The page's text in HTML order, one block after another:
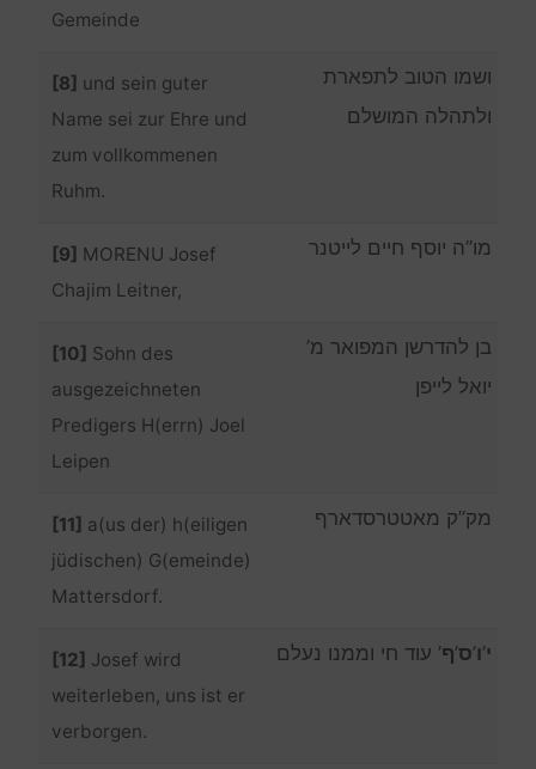
Gemeinde
[8] und sein guter
Name sei zur Ehre und
zum vollkommenen
Ruhm.
ושמו הטוב לתפארת
ולתהלה המושלם
[9] MORENU Josef
Chajim Leitner,
מו”ה יוסף חיים לייטנר
[10] Sohn des
ausgezeichneten
Predigers H(errn) Joel
Leipen
בן להדרשן המפואר מ’
יואל לייפן
[11] a(us der) h(eiligen
jüdischen) G(emeinde)
Mattersdorf.
מק”ק מאטטרסדארף
[12] Josef wird
weiterleben, uns ist er
verborgen.
י’ו’ס’ף’ עוד חי וממנו נעלם